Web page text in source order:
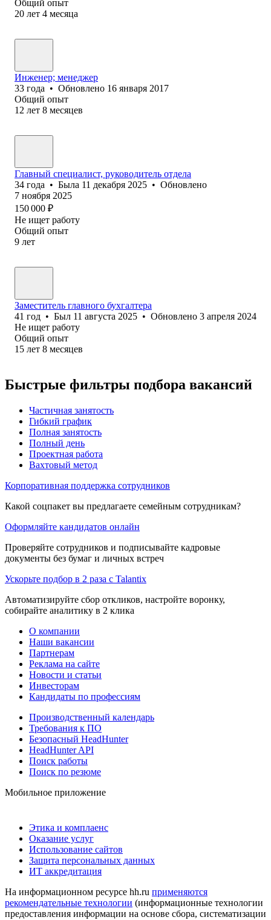
Общий опыт
20 лет 4 месяца
Инженер; менеджер
33 года • Обновлено 16 января 2017
Общий опыт
12 лет 8 месяцев
Главный специалист, руководитель отдела
34 года • Была 11 декабря 2025 • Обновлено
7 ноября 2025
150 000 ₽
Не ищет работу
Общий опыт
9 лет
Заместитель главного бухгалтера
41 год • Был 11 августа 2025 • Обновлено 3 апреля 2024
Не ищет работу
Общий опыт
15 лет 8 месяцев
Быстрые фильтры подбора вакансий
Частичная занятость
Гибкий график
Полная занятость
Полный день
Проектная работа
Вахтовый метод
Корпоративная поддержка сотрудников
Какой соцпакет вы предлагаете семейным сотрудникам?
Оформляйте кандидатов онлайн
Проверяйте сотрудников и подписывайте кадровые
документы без бумаг и личных встреч
Ускорьте подбор в 2 раза с Talantix
Автоматизируйте сбор откликов, настройте воронку,
собирайте аналитику в 2 клика
О компании
Наши вакансии
Партнерам
Реклама на сайте
Новости и статьи
Инвесторам
Кандидаты по профессиям
Производственный календарь
Требования к ПО
Безопасный HeadHunter
HeadHunter API
Поиск работы
Поиск по резюме
Мобильное приложение
Этика и комплаенс
Оказание услуг
Использование сайтов
Защита персональных данных
ИТ аккредитация
На информационном ресурсе hh.ru применяются
рекомендательные технологии (информационные технологии
предоставления информации на основе сбора, систематизации